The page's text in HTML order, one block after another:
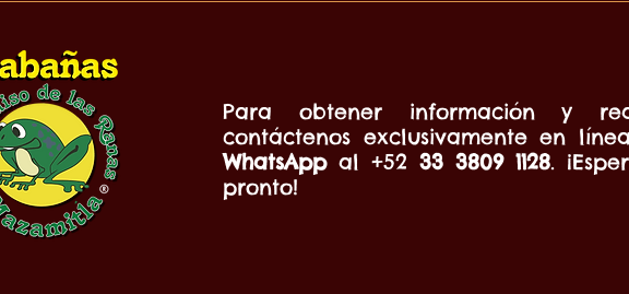
Para obtener información y
contáctenos exclusivamente en
WhatsAppal +52 33 3809 1128.
pronto!